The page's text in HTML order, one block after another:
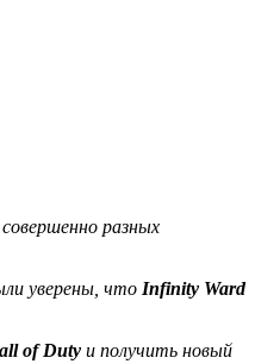
разных
уверены, что Infinity Ward
of Duty и получить новый